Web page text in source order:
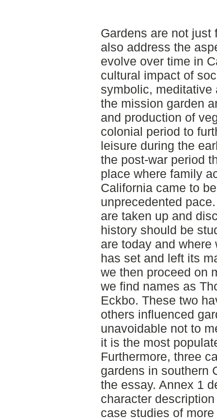
Gardens are not just
also address the
evolve over time in
cultural impact of
symbolic,
the mission garden
and production of
colonial period to
leisure during the
the post-war period
place where family
California came to
unprecedented
are taken up and
history should be
are today and
has set and left its
we then proceed on
we find names as
Eckbo. These two
others influenced
unavoidable not to
it is the most
Furthermore, three
gardens in southern
the essay. Annex 1
character
case studies of